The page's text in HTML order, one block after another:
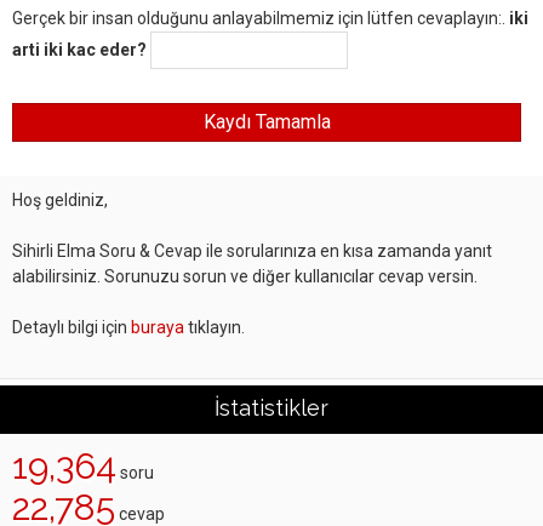
Gerçek bir insan olduğunu anlayabilmemiz için lütfen cevaplayın:. iki
arti iki kac eder?
Hoş geldiniz,
Sihirli Elma Soru & Cevap ile sorularınıza en kısa zamanda yanıt
alabilirsiniz. Sorunuzu sorun ve diğer kullanıcılar cevap versin.
Detaylı bilgi için buraya tıklayın.
İstatistikler
19,364 soru
22,785 cevap